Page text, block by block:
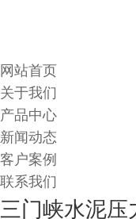
网站首页
关于我们
产品中心
新闻动态
客户案例
联系我们
三门峡水泥压